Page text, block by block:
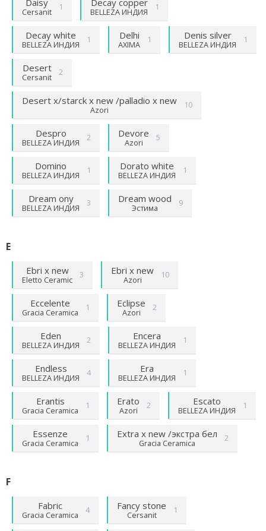
Cersanit
1
BELLEZA ИНДИЯ
1
Decay white
BELLEZA ИНДИЯ
1 Delhi
AXIMA
1 Denis silver
BELLEZA ИНДИЯ
1
Desert
Cersanit
2
Desert х/starck х new /palladio х new
Azori
10
Despro
BELLEZA ИНДИЯ
2 Devore
Azori
5
Domino
BELLEZA ИНДИЯ
1 Dorato white
BELLEZA ИНДИЯ
1
Dream ony
BELLEZA ИНДИЯ
3 Dream wood
Эстима
9
E
Ebri х new
Eletto Ceramic
3 Ebri х new
Azori
10
Eccelente
Gracia Ceramica
1 Eclipse
Azori
2
Eden
BELLEZA ИНДИЯ
2 Encera
BELLEZA ИНДИЯ
1
Endless
BELLEZA ИНДИЯ
4 Era
BELLEZA ИНДИЯ
1
Erantis
Gracia Ceramica
1 Erato
Azori
2 Escato
BELLEZA ИНДИЯ
1
Essenze
Gracia Ceramica
1 Extra х new /экстра бел
Gracia Ceramica
2
F
Fabric
Gracia Ceramica
4 Fancy stone
Cersanit
1